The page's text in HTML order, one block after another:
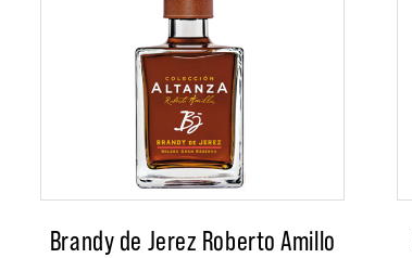
Brandy de Jerez Roberto Amillo